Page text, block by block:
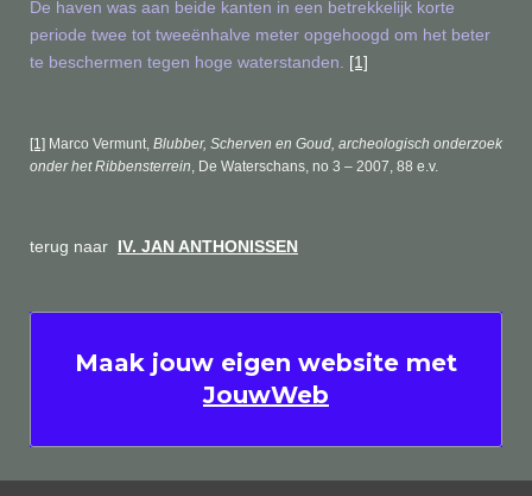
De haven was aan beide kanten in een betrekkelijk korte
periode twee tot tweeënhalve meter opgehoogd om het beter
te beschermen tegen hoge waterstanden
[1]
[1] Marco Vermunt, Blubber, Scherven en Goud, archeologisch onderzoek
onder het Ribbensterrein , De Waterschans, no 3 – 2007, 88 e.v.
terug naar IV. JAN ANTHONISSEN
Maak jouw eigen website met
JouwWeb